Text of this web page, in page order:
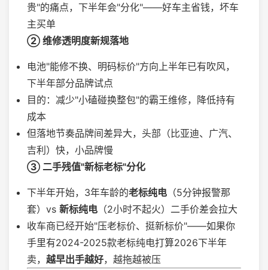
贵"的痛点，下半年会"分化"——好车主省钱，坏车
主买单
② 维修透明度新规落地
电池"能修不换、明码标价"方向上半年已有吹风，
下半年部分品牌试点
目的：减少"小磕碰换整包"的霸王维修，降低持有
成本
但落地节奏品牌间差异大，头部（比亚迪、广汽、
吉利）快，小品牌慢
③ 二手残值"新标老标"分化
下半年开始，3年车龄的老标纯电 （5分钟报警那
套）vs 新标纯电 （2小时不起火）二手价差会拉大
收车商已经开始"压老标价、挺新标价"——如果你
手里有2024-2025款老标纯电打算2026下半年
卖， 越早出手越好，越拖越被压